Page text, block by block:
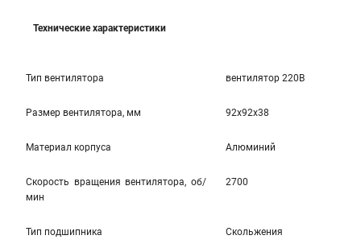
Технические характеристики
Тип вентилятора вентилятор 220В
Размер вентилятора, мм 92x92x38
Материал корпуса Алюминий
Скорость вращения вентилятора, об/
мин
2700
Тип подшипника Скольжения